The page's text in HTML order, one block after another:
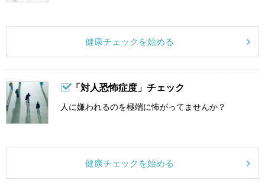
健康チェックを始める
「対人恐怖症度」チェック
人に嫌われるのを極端に怖がってませんか？
健康チェックを始める